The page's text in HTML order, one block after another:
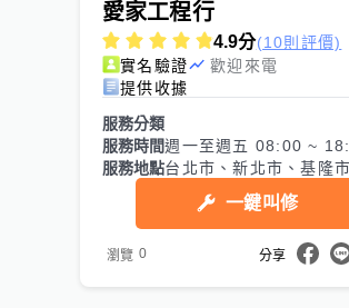
愛家工程行
4.9分(10則評價)
實名驗證
歡迎來電
提供收據
服務分類
服務時間週一至週五 08:00 ~
服務地點台北市、新北市、基隆市
一鍵叫修
瀏覽 0 分享